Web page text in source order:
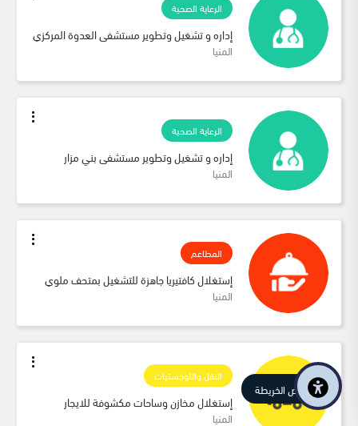
الرعاية الصحية
إداره و تشغيل وتطوير مستشفى العدوة المركزي
المنيا
الرعاية الصحية
إداره و تشغيل وتطوير مستشفى بني مزار
المنيا
المطاعم
إستغلال كافتيريا جاهزة للتشغيل بمتحف ملوي
المنيا
النقل واللوجستيات
إستغلال مخازن وساحات مكشوفة للايجار
المنيا
عرض الخريطة